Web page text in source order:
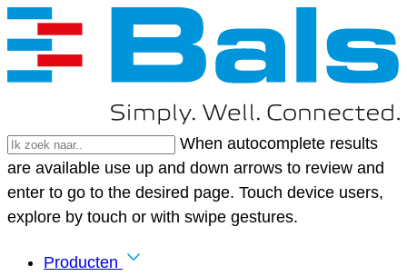
When autocomplete results
are available use up and down arrows to review and
enter to go to the desired page. Touch device users,
explore by touch or with swipe gestures.
Producten